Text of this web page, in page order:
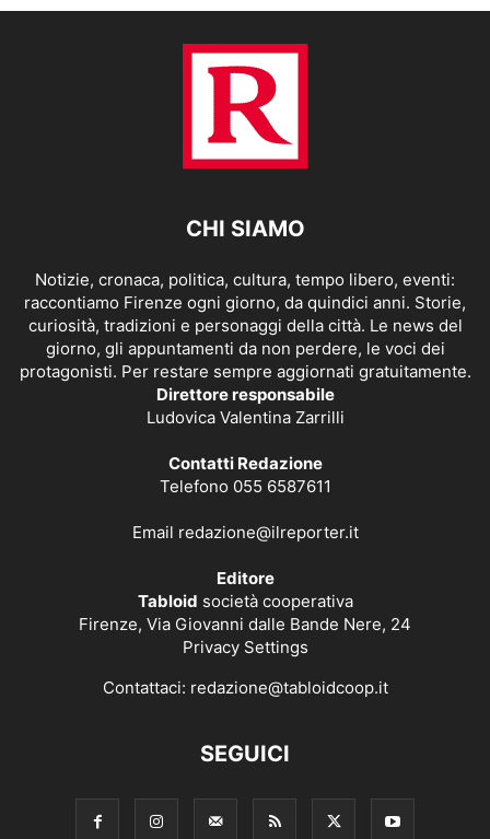
CHI SIAMO
Notizie, cronaca, politica, cultura, tempo libero, eventi:
raccontiamo Firenze ogni giorno, da quindici anni. Storie,
curiosità, tradizioni e personaggi della città. Le news del
giorno, gli appuntamenti da non perdere, le voci dei
protagonisti. Per restare sempre aggiornati gratuitamente.
Direttore responsabile
Ludovica Valentina Zarrilli
Contatti Redazione
Telefono 055 6587611
Email redazione@ilreporter.it
Editore
Tabloid società cooperativa
Firenze, Via Giovanni dalle Bande Nere, 24
Privacy Settings
Contattaci: redazione@tabloidcoop.it
SEGUICI